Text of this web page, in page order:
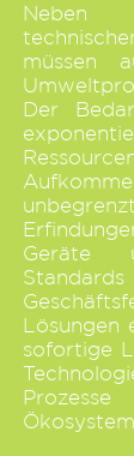
Neben
müssen
Der
Geräte
Lösungen
sofortige